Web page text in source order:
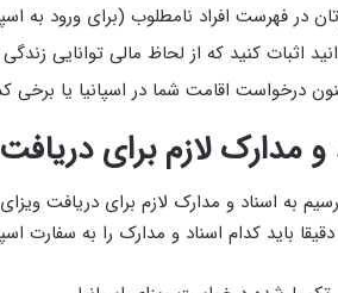
در فهرست افراد نامطلوب (برای ورود به
اثبات کنید که از لحاظ مالی توانایی
درخواست اقامت شما در اسپانیا یا برخی
و مدارک لازم برای
به اسناد و مدارک لازم برای دریافت
دقیقا باید کدام اسناد و مدارک را به سفارت